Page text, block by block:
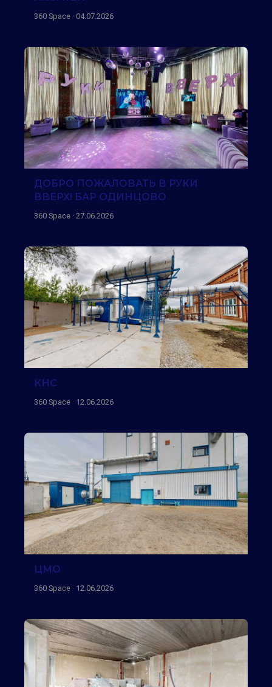
360 Space · 04.07.2026
ДОБРО ПОЖАЛОВАТЬ В РУКИ
ВВЕРХ! БАР ОДИНЦОВО
360 Space · 27.06.2026
КНС
360 Space · 12.06.2026
ЦМО
360 Space · 12.06.2026